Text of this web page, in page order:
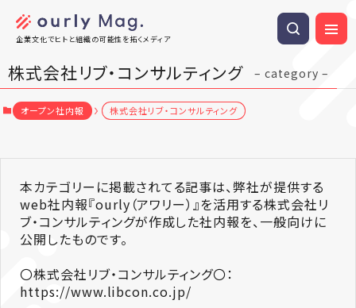
企業文化でヒトと組織の可能性を拓くメディア
株式会社リブ・コンサルティング – category –
オープン社内報 株式会社リブ・コンサルティング
本カテゴリーに掲載されてる記事は、弊社が提供する
web社内報『ourly（アワリー）』を活用する株式会社リ
ブ・コンサルティングが作成した社内報を、一般向けに
公開したものです。
〇株式会社リブ・コンサルティング〇：
https://www.libcon.co.jp/